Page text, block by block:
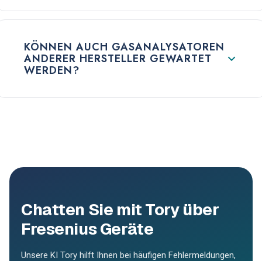
KÖNNEN AUCH GASANALYSATOREN
ANDERER HERSTELLER GEWARTET
WERDEN?
Chatten Sie mit Tory über
Fresenius Geräte
Unsere KI Tory hilft Ihnen bei häufigen Fehlermeldungen,